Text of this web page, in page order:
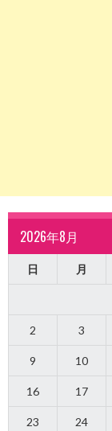
2026年8月
日 月
2 3
9 10
16 17
23 24